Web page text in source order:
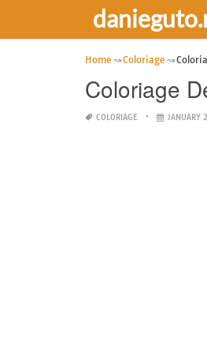
Home Coloriage
Coloriage
COLORIAGE